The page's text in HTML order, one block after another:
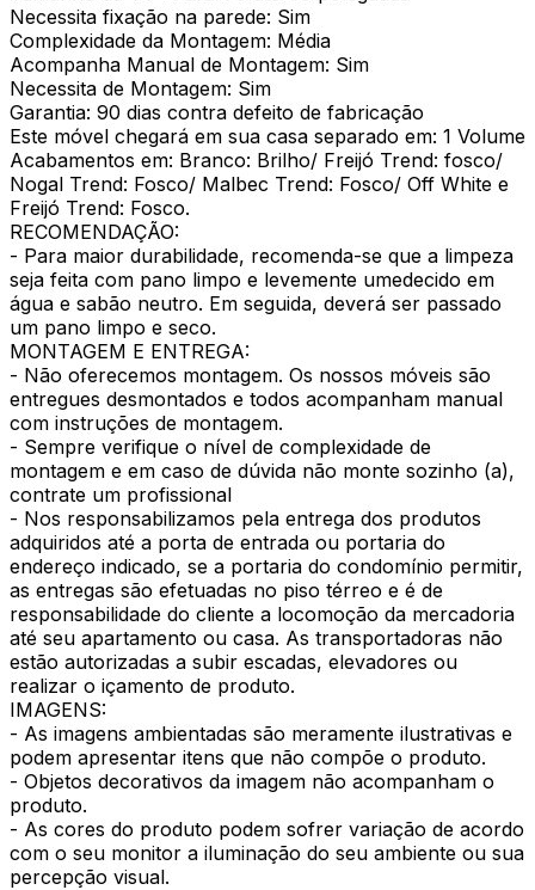
Necessita fixação na parede: Sim
Complexidade da Montagem: Média
Acompanha Manual de Montagem: Sim
Necessita de Montagem: Sim
Garantia: 90 dias contra defeito de fabricação
Este móvel chegará em sua casa separado em: 1 Volume
Acabamentos em: Branco: Brilho/ Freijó Trend: fosco/
Nogal Trend: Fosco/ Malbec Trend: Fosco/ Off White e
Freijó Trend: Fosco.
RECOMENDAÇÃO:
- Para maior durabilidade, recomenda-se que a limpeza
seja feita com pano limpo e levemente umedecido em
água e sabão neutro. Em seguida, deverá ser passado
um pano limpo e seco.
MONTAGEM E ENTREGA:
- Não oferecemos montagem. Os nossos móveis são
entregues desmontados e todos acompanham manual
com instruções de montagem.
- Sempre verifique o nível de complexidade de
montagem e em caso de dúvida não monte sozinho (a),
contrate um profissional
- Nos responsabilizamos pela entrega dos produtos
adquiridos até a porta de entrada ou portaria do
endereço indicado, se a portaria do condomínio permitir,
as entregas são efetuadas no piso térreo e é de
responsabilidade do cliente a locomoção da mercadoria
até seu apartamento ou casa. As transportadoras não
estão autorizadas a subir escadas, elevadores ou
realizar o içamento de produto.
IMAGENS:
- As imagens ambientadas são meramente ilustrativas e
podem apresentar itens que não compõe o produto.
- Objetos decorativos da imagem não acompanham o
produto.
- As cores do produto podem sofrer variação de acordo
com o seu monitor a iluminação do seu ambiente ou sua
percepção visual.